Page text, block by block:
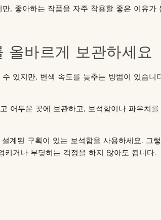
, 좋아하는 작품을 자주 착용할 좋은 이유가
올바르게 보관하세요
있지만, 변색 속도를 늦추는 방법이 있습니
어두운 곳에 보관하고, 보석함이나 파우치
계된 구획이 있는 보석함을 사용하세요. 그
거나 부딪히는 걱정을 하지 않아도 됩니다.